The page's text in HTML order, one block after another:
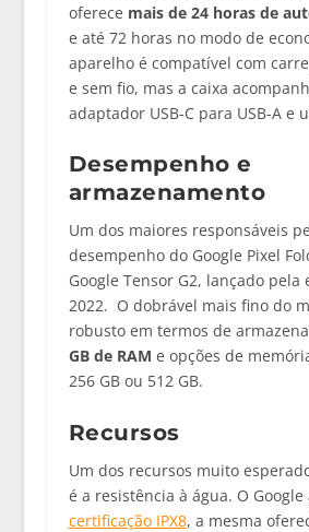
oferece mais de 24 horas de
e até 72 horas no modo de
aparelho é compatível com
e sem fio, mas a caixa
adaptador USB-C para USB-A e
Desempenho e
armazenamento
Um dos maiores responsáveis
desempenho do Google Pixel
Google Tensor G2, lançado pela
2022. O dobrável mais fino do
robusto em termos de
GB de RAM e opções de
256 GB ou 512 GB.
Recursos
Um dos recursos muito
é a resistência à água. O
certificação IPX8, a mesma